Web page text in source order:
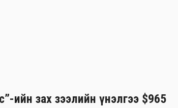
ийн зах зээлийн үнэлгээ $965